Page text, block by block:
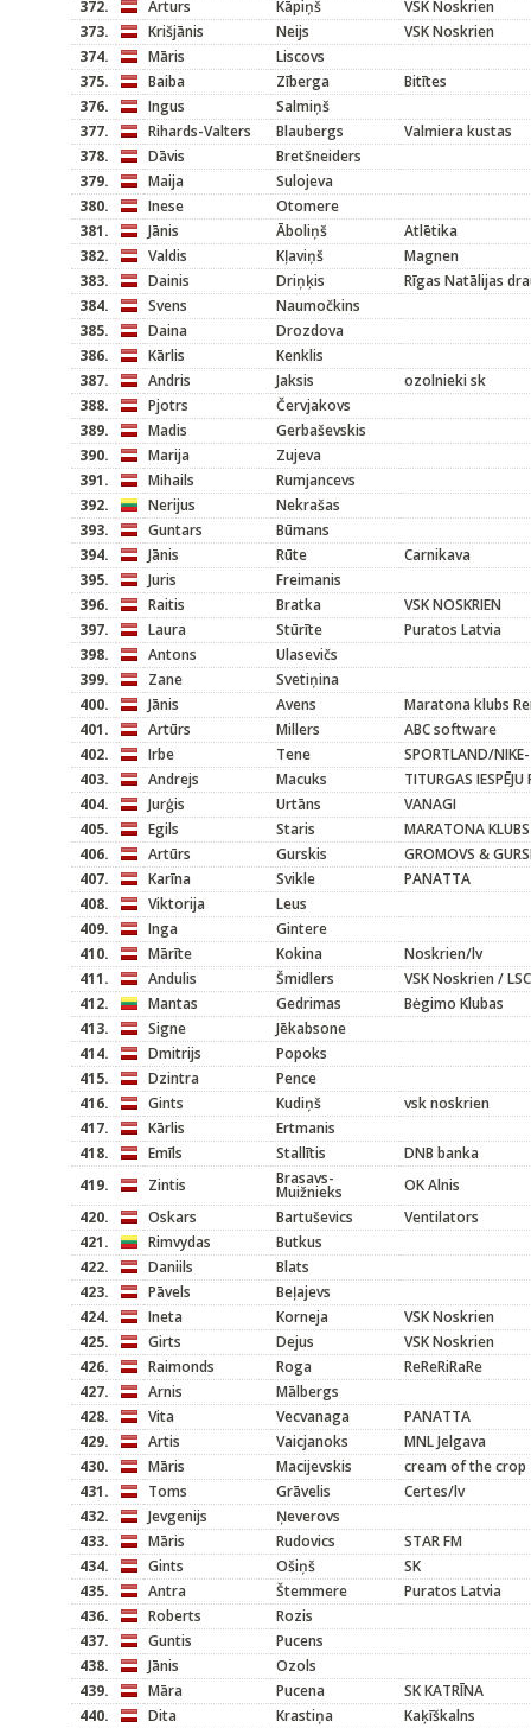
372.
Arturs Kāpiņš
VSK Noskrien
373.
Krišjānis Neijs
VSK Noskrien
374.
Māris
Liscovs
375.
Baiba Zīberga
Bitītes
376.
Ingus
Salmiņš
377.
Rihards-Valters Blaubergs
Valmiera kustas
378.
Dāvis
Bretšneiders
379.
Maija
Sulojeva
380.
Inese
Otomere
381.
Jānis Āboliņš
Atlētika
382.
Valdis Kļaviņš
Magnen
383.
Dainis Driņķis
Rīgas Natālijas
384.
Svens
Naumočkins
385.
Daina
Drozdova
386.
Kārlis
Kenklis
387.
Andris Jaksis
ozolnieki sk
388.
Pjotrs
Červjakovs
389.
Madis
Gerbaševskis
390.
Marija
Zujeva
391.
Mihails
Rumjancevs
392.
Nerijus
Nekrašas
393.
Guntars
Būmans
394.
Jānis Rūte
Carnikava
395.
Juris
Freimanis
396.
Raitis Bratka
VSK NOSKRIEN
397.
Laura Stūrīte
Puratos Latvia
398.
Antons
Ulasevičs
399.
Zane
Svetiņina
400.
Jānis Avens
Maratona klubs
401.
Artūrs Millers
ABC software
402.
Irbe Tene
SPORTLAND/
403.
Andrejs Macuks
TITURGAS IESPĒJU
404.
Jurģis Urtāns
VANAGI
405.
Egils Staris
MARATONA KLUBS
406.
Artūrs Gurskis
GROMOVS &
407.
Karīna Svikle
PANATTA
408.
Viktorija
Leus
409.
Inga
Gintere
410.
Mārīte Kokina
Noskrien/lv
411.
Andulis Šmidlers
VSK Noskrien / LSC
412.
Mantas Gedrimas
Bėgimo Klubas
413.
Signe
Jēkabsone
414.
Dmitrijs
Popoks
415.
Dzintra
Pence
416.
Gints Kudiņš
vsk noskrien
417.
Kārlis
Ertmanis
418.
Emīls Stallītis
DNB banka
419.
Zintis Brasavs-
Muižnieks
OK Alnis
420.
Oskars Bartuševics
Ventilators
421.
Rimvydas
Butkus
422.
Daniils
Blats
423.
Pāvels
Beļajevs
424.
Ineta Korneja
VSK Noskrien
425.
Girts Dejus
VSK Noskrien
426.
Raimonds Roga
ReReRiRaRe
427.
Arnis
Mālbergs
428.
Vita Vecvanaga
PANATTA
429.
Artis Vaicjanoks
MNL Jelgava
430.
Māris Macijevskis
cream of the crop
431.
Toms Grāvelis
Certes/lv
432.
Jevgenijs
Ņeverovs
433.
Māris Rudovics
STAR FM
434.
Gints Ošiņš
SK
435.
Antra Štemmere
Puratos Latvia
436.
Roberts
Rozis
437.
Guntis
Pucens
438.
Jānis
Ozols
439.
Māra Pucena
SK KATRĪNA
440.
Dita Krastiņa
Kaķīškalns